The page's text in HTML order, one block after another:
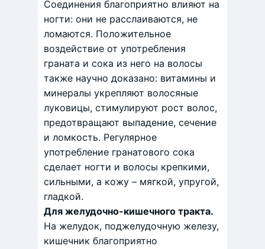
Соединения благоприятно влияют на
ногти: они не расслаиваются, не
ломаются. Положительное
воздействие от употребления
граната и сока из него на волосы
также научно доказано: витамины и
минералы укрепляют волосяные
луковицы, стимулируют рост волос,
предотвращают выпадение, сечение
и ломкость. Регулярное
употребление гранатового сока
сделает ногти и волосы крепкими,
сильными, а кожу – мягкой, упругой,
гладкой.
Для желудочно-кишечного тракта.
На желудок, поджелудочную железу,
кишечник благоприятно